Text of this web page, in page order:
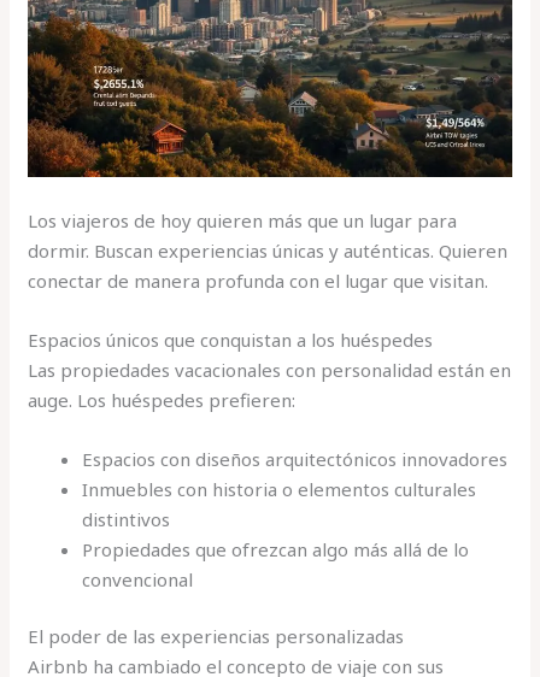
Los viajeros de hoy quieren más que un lugar para
dormir. Buscan experiencias únicas y auténticas. Quieren
conectar de manera profunda con el lugar que visitan.
Espacios únicos que conquistan a los huéspedes
Las propiedades vacacionales con personalidad están en
auge. Los huéspedes prefieren:
Espacios con diseños arquitectónicos innovadores
Inmuebles con historia o elementos culturales
distintivos
Propiedades que ofrezcan algo más allá de lo
convencional
El poder de las experiencias personalizadas
Airbnb ha cambiado el concepto de viaje con sus